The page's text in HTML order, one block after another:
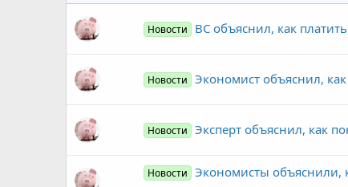
Новости ВС объяснил, как
Новости Экономист объяснил,
Новости Эксперт объяснил, как
Новости Экономисты объяснили,